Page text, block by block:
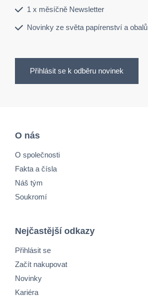
1 x měsíčně Newsletter
Novinky ze světa papírenství a obalů
Přihlásit se k odběru novinek
O nás
O společnosti
Fakta a čísla
Náš tým
Soukromí
Nejčastější odkazy
Přihlásit se
Začít nakupovat
Novinky
Kariéra